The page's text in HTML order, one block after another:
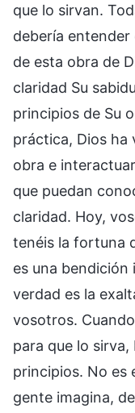
que lo sirvan.
debería
de esta obra de
claridad Su
principios de Su
práctica, Dios ha
obra e
que puedan
claridad. Hoy,
tenéis la fortuna
es una bendición
verdad es la
vosotros.
para que lo sirva,
principios. No es
gente imagina,